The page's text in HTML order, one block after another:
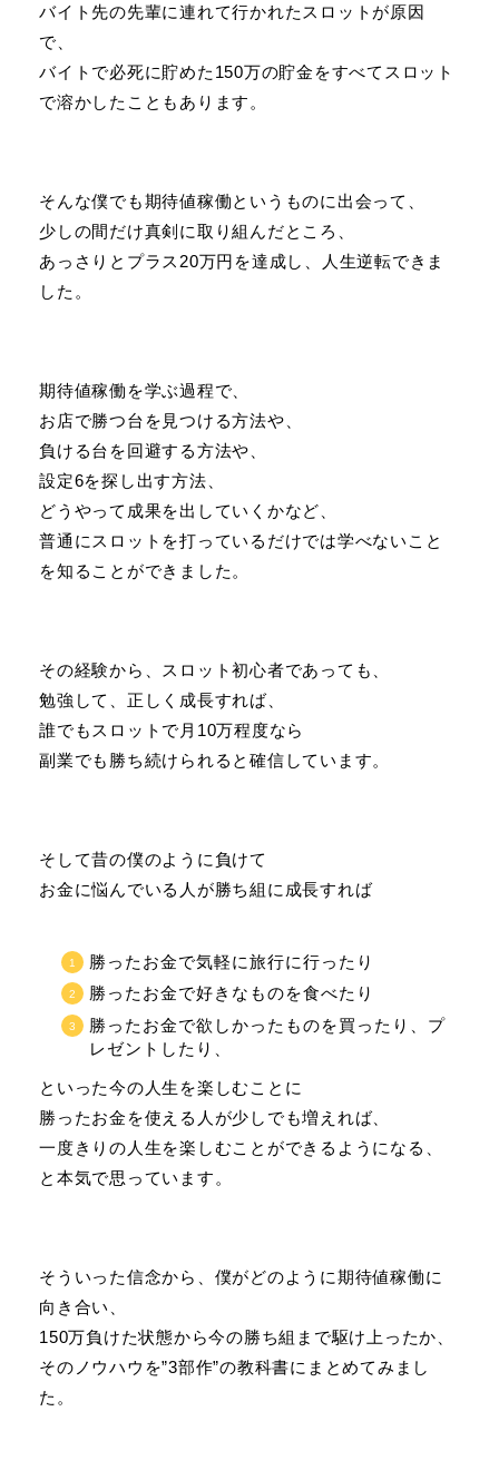
バイト先の先輩に連れて行かれたスロットが原因
で、
バイトで必死に貯めた150万の貯金をすべてスロット
で溶かしたこともあります。
そんな僕でも期待値稼働というものに出会って、
少しの間だけ真剣に取り組んだところ、
あっさりとプラス20万円を達成し、人生逆転できま
した。
期待値稼働を学ぶ過程で、
お店で勝つ台を見つける方法や、
負ける台を回避する方法や、
設定6を探し出す方法、
どうやって成果を出していくかなど、
普通にスロットを打っているだけでは学べないこと
を知ることができました。
その経験から、スロット初心者であっても、
勉強して、正しく成長すれば、
誰でもスロットで月10万程度なら
副業でも勝ち続けられると確信しています。
そして昔の僕のように負けて
お金に悩んでいる人が勝ち組に成長すれば
勝ったお金で気軽に旅行に行ったり
勝ったお金で好きなものを食べたり
勝ったお金で欲しかったものを買ったり、プ
レゼントしたり、
といった今の人生を楽しむことに
勝ったお金を使える人が少しでも増えれば、
一度きりの人生を楽しむことができるようになる、
と本気で思っています。
そういった信念から、僕がどのように期待値稼働に
向き合い、
150万負けた状態から今の勝ち組まで駆け上ったか、
そのノウハウを”3部作”の教科書にまとめてみまし
た。